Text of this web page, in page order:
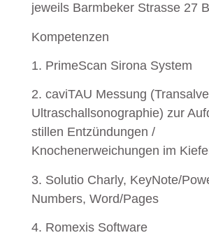
jeweils Barmbeker Strasse 27
Kompetenzen
1. PrimeScan Sirona System
2. caviTAU Messung
Ultraschallsonographie) zur
stillen Entzündungen /
Knochenerweichungen im
3. Solutio Charly, KeyNote/
Numbers, Word/Pages
4. Romexis Software